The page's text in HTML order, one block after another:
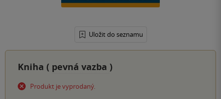
Uložit do seznamu
Kniha ( pevná vazba )
Produkt je vyprodaný.